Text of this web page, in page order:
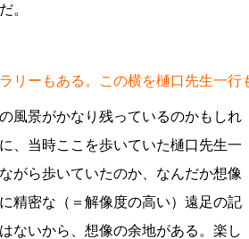
。
リーもある。この横を樋口先生一行
風景がかなり残っているのかもしれ
、当時ここを歩いていた樋口先生一
がら歩いていたのか、なんだか想像
精密な（＝解像度の高い）遠足の記
ないから、想像の余地がある。楽し